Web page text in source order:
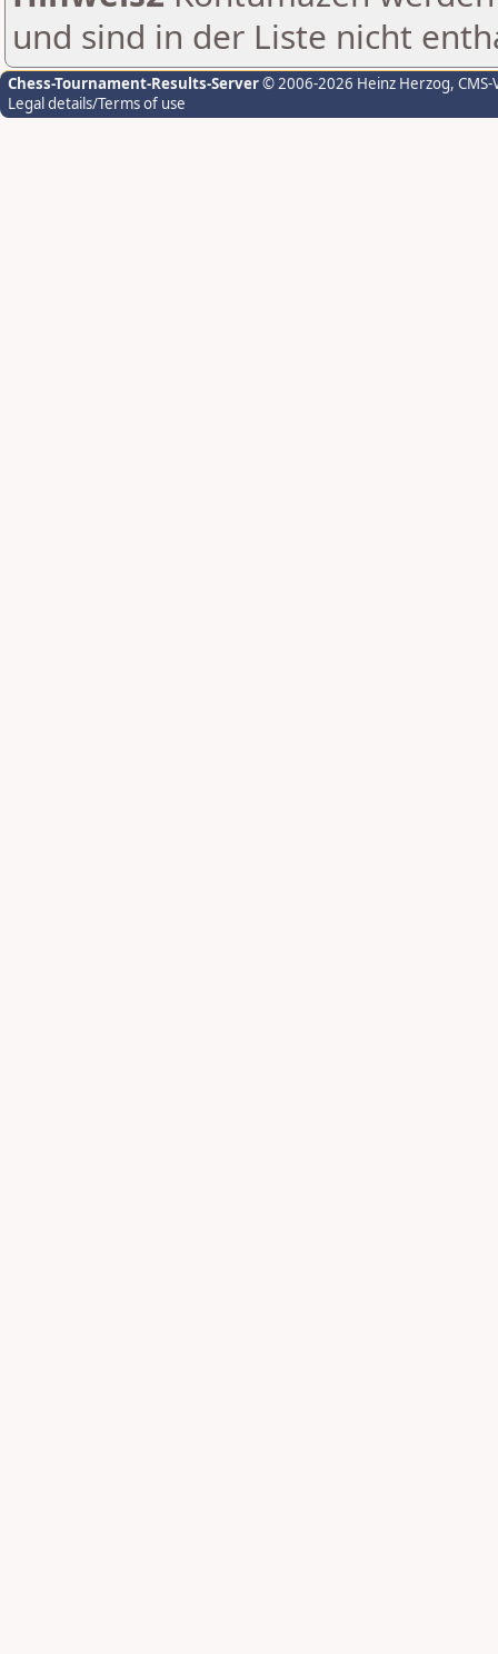
und sind in der Liste nicht
Chess-Tournament-Results-Server© 2006-2026 Heinz Herzog,
Legal details/Terms of use